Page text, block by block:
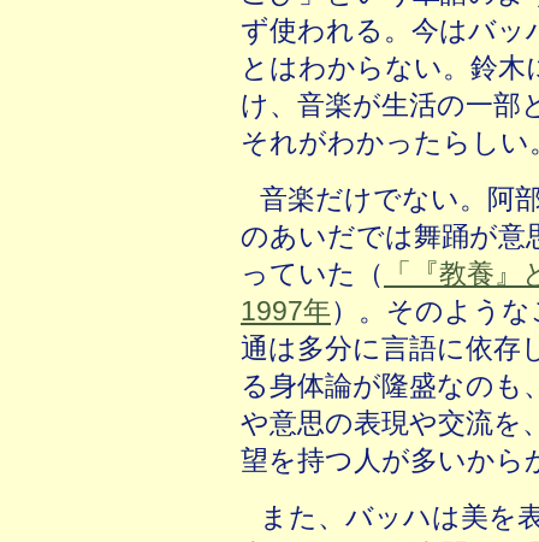
ず使われる。今はバ
とはわからない。鈴
け、音楽が生活の一部
それがわかったらしい
音楽だけでない。阿
のあいだでは舞踊が意
っていた（
「『教養
1997年）。そのよう
通は多分に言語に依存
る身体論が隆盛なのも
や意思の表現や交流を
望を持つ人が多いから
また、バッハは美を